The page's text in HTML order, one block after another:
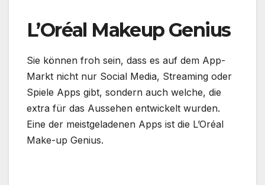
L’Oréal Makeup Genius
Sie können froh sein, dass es auf dem App-
Markt nicht nur Social Media, Streaming oder
Spiele Apps gibt, sondern auch welche, die
extra für das Aussehen entwickelt wurden.
Eine der meistgeladenen Apps ist die L’Oréal
Make-up Genius.